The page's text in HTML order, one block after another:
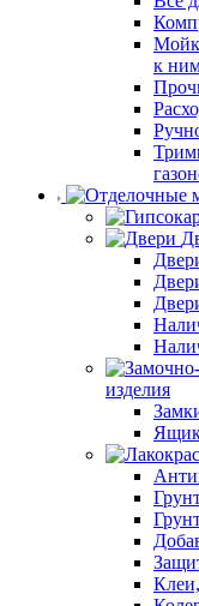
к
изделия